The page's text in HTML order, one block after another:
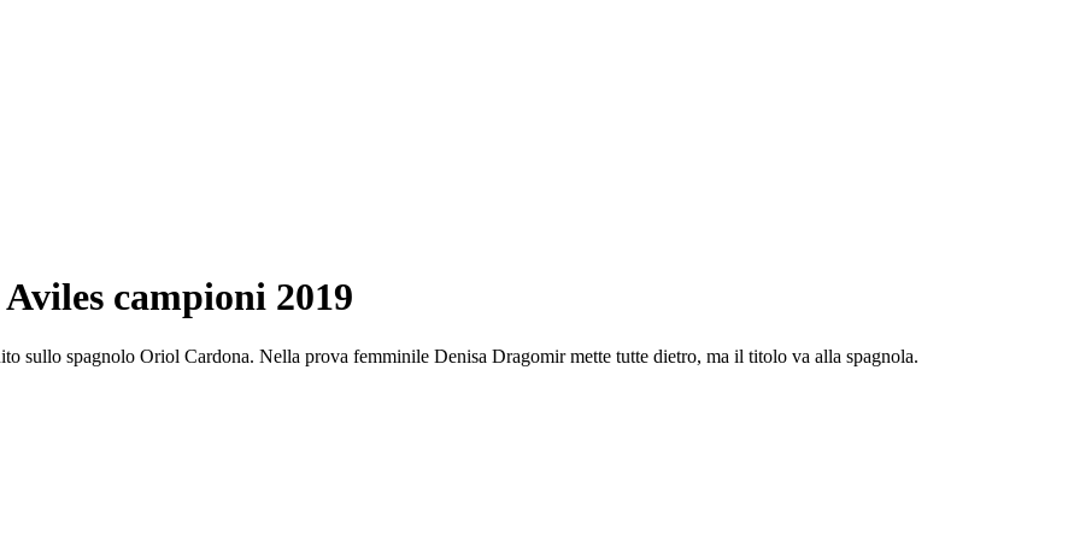
campioni 2019
sullo spagnolo Oriol Cardona. Nella prova femminile Denisa Dragomir mette tutte dietro, ma il titolo va alla spagnola.